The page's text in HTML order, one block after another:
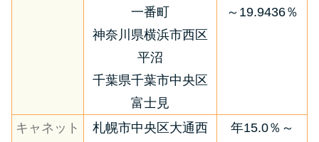
一番町
神奈川県横浜市西区
平沼
千葉県千葉市中央区
富士見
～19.9436％
キャネット 札幌市中央区大通西
年15.0％～